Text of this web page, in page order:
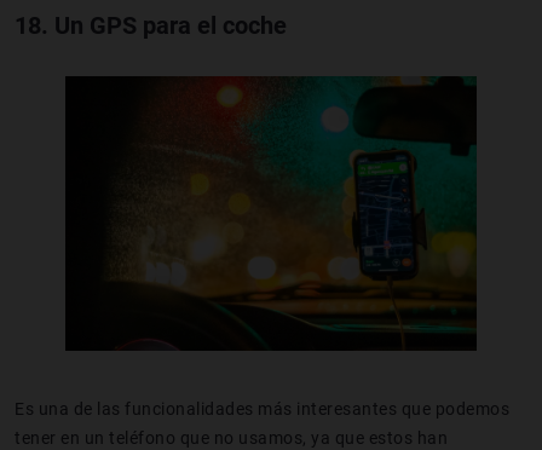
18. Un GPS para el coche
Es una de las funcionalidades más interesantes que podemos
tener en un teléfono que no usamos, ya que estos han